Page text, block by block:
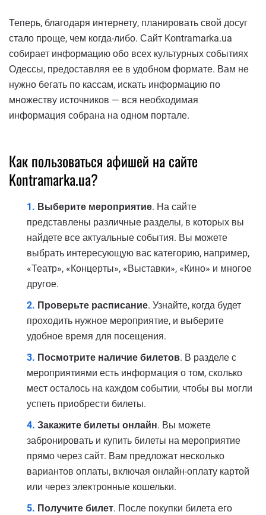
Теперь, благодаря интернету, планировать свой досуг
стало проще, чем когда-либо. Сайт Kontramarka.ua
собирает информацию обо всех культурных событиях
Одессы, предоставляя ее в удобном формате. Вам не
нужно бегать по кассам, искать информацию по
множеству источников — вся необходимая
информация собрана на одном портале.
Как пользоваться афишей на сайте
Kontramarka.ua?
Выберите мероприятие. На сайте
представлены различные разделы, в которых вы
найдете все актуальные события. Вы можете
выбрать интересующую вас категорию, например,
«Театр», «Концерты», «Выставки», «Кино» и многое
другое.
Проверьте расписание. Узнайте, когда будет
проходить нужное мероприятие, и выберите
удобное время для посещения.
Посмотрите наличие билетов. В разделе с
мероприятиями есть информация о том, сколько
мест осталось на каждом событии, чтобы вы могли
успеть приобрести билеты.
Закажите билеты онлайн. Вы можете
забронировать и купить билеты на мероприятие
прямо через сайт. Вам предложат несколько
вариантов оплаты, включая онлайн-оплату картой
или через электронные кошельки.
Получите билет. После покупки билета его